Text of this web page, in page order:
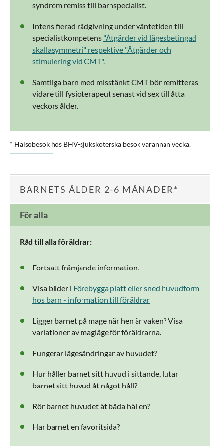
syndrom remiss till barnspecialist.
Intensifierad rådgivning under väntetiden till
specialistkompetens "Åtgärder vid lägesbetingad
skallasymmetri" respektive "Åtgärder och
stimulering vid CMT".
Samtliga barn med misstänkt CMT bör remitteras
vidare till fysioterapeut senast vid sex till åtta
veckors ålder.
* Hälsobesök hos BHV-sjuksköterska besök varannan vecka.
BARNETS ÅLDER 2-6 MÅNADER*
För alla
Råd till alla föräldrar:
Fortsatt främjande information.
Visa bilder i Förebygga platt eller sned huvudform
hos barn - information till föräldrar
Ligger barnet på mage när hen är vaken? Visa
variationer av magläge för föräldrarna.
Fungerar lägesändringar av huvudet?
Hur håller barnet sitt huvud i sittande, lutar
barnet sitt huvud åt något håll?
Rör barnet huvudet åt båda hållen?
Har barnet en favoritsida?